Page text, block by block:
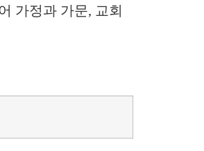
가정과 가문, 교회